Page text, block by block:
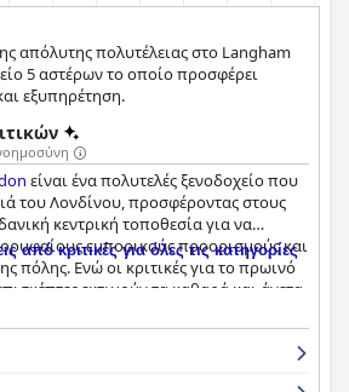
απόλυτης πολυτέλειας στο Langham
5 αστέρων το οποίο προσφέρει
εξυπηρέτηση.
είναι ένα πολυτελές ξενοδοχείο που
του Λονδίνου, προσφέροντας στους
κεντρική τοποθεσία για να
εμπορικούς προορισμούς και
πόλης. Ενώ οι κριτικές για το πρωινό
εκτιμούν τα καθαρά και άνετα
επισημαίνουν τα πολυτελή κρεβάτια
Η εξαιρετική καθαριότητα και το
προσωπικό του ξενοδοχείου
όπως και το σπα, το οποίο προσφέρει
από κριτικές για όλες τις κατηγορίες